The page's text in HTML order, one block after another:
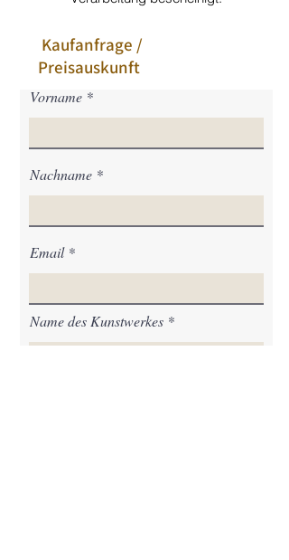
Kaufanfrage /
Preisauskunft
Vorname
Nachname
Email
Name des Kunstwerkes